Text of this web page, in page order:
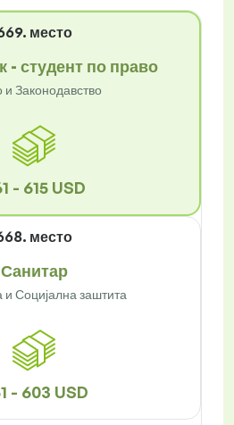
место
- студент по право
и Законодавство
- 615 USD
место
Санитар
Социјална заштита
- 603 USD